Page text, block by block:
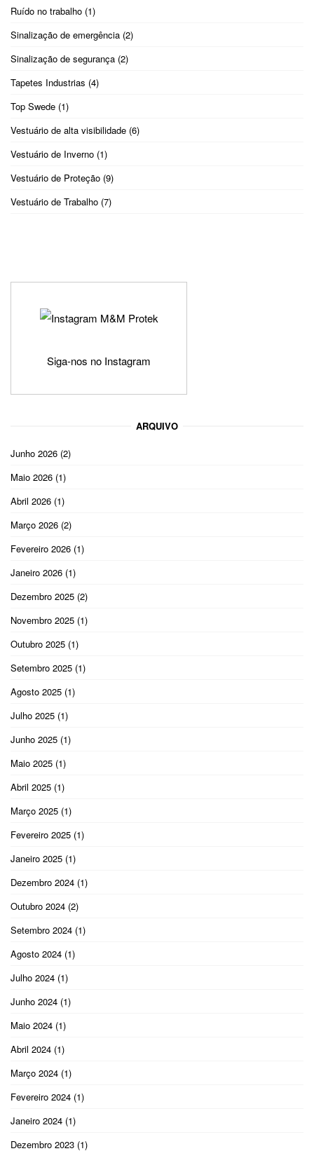
Ruído no trabalho (1)
Sinalização de emergência (2)
Sinalização de segurança (2)
Tapetes Industrias (4)
Top Swede (1)
Vestuário de alta visibilidade (6)
Vestuário de Inverno (1)
Vestuário de Proteção (9)
Vestuário de Trabalho (7)
Siga-nos no Instagram
ARQUIVO
Junho 2026 (2)
Maio 2026 (1)
Abril 2026 (1)
Março 2026 (2)
Fevereiro 2026 (1)
Janeiro 2026 (1)
Dezembro 2025 (2)
Novembro 2025 (1)
Outubro 2025 (1)
Setembro 2025 (1)
Agosto 2025 (1)
Julho 2025 (1)
Junho 2025 (1)
Maio 2025 (1)
Abril 2025 (1)
Março 2025 (1)
Fevereiro 2025 (1)
Janeiro 2025 (1)
Dezembro 2024 (1)
Outubro 2024 (2)
Setembro 2024 (1)
Agosto 2024 (1)
Julho 2024 (1)
Junho 2024 (1)
Maio 2024 (1)
Abril 2024 (1)
Março 2024 (1)
Fevereiro 2024 (1)
Janeiro 2024 (1)
Dezembro 2023 (1)